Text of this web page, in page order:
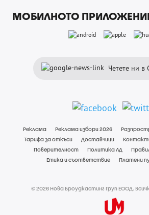
МОБИЛНОТО ПРИЛОЖЕНИЕ
Четете ни в
Реклама Реклама избори 2026
Тарифа за откъси
Доставчици
Поверителност
Политика ЛД
Етика и съответствие
Платени
© 2026 Нова Броудкастинг Груп ЕООД.